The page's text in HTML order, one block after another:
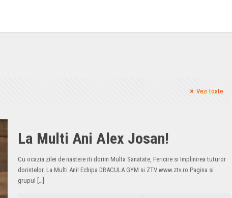
Vezi toate
La Multi Ani Alex Josan!
Cu ocazia zilei de nastere iti dorim Multa Sanatate, Fericire si Implinirea tuturor
dorintelor. La Multi Ani! Echipa DRACULA GYM si ZTV www.ztv.ro Pagina si
grupul
[…]